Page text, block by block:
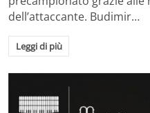
dell’attaccante. Budimir…
Leggi di più